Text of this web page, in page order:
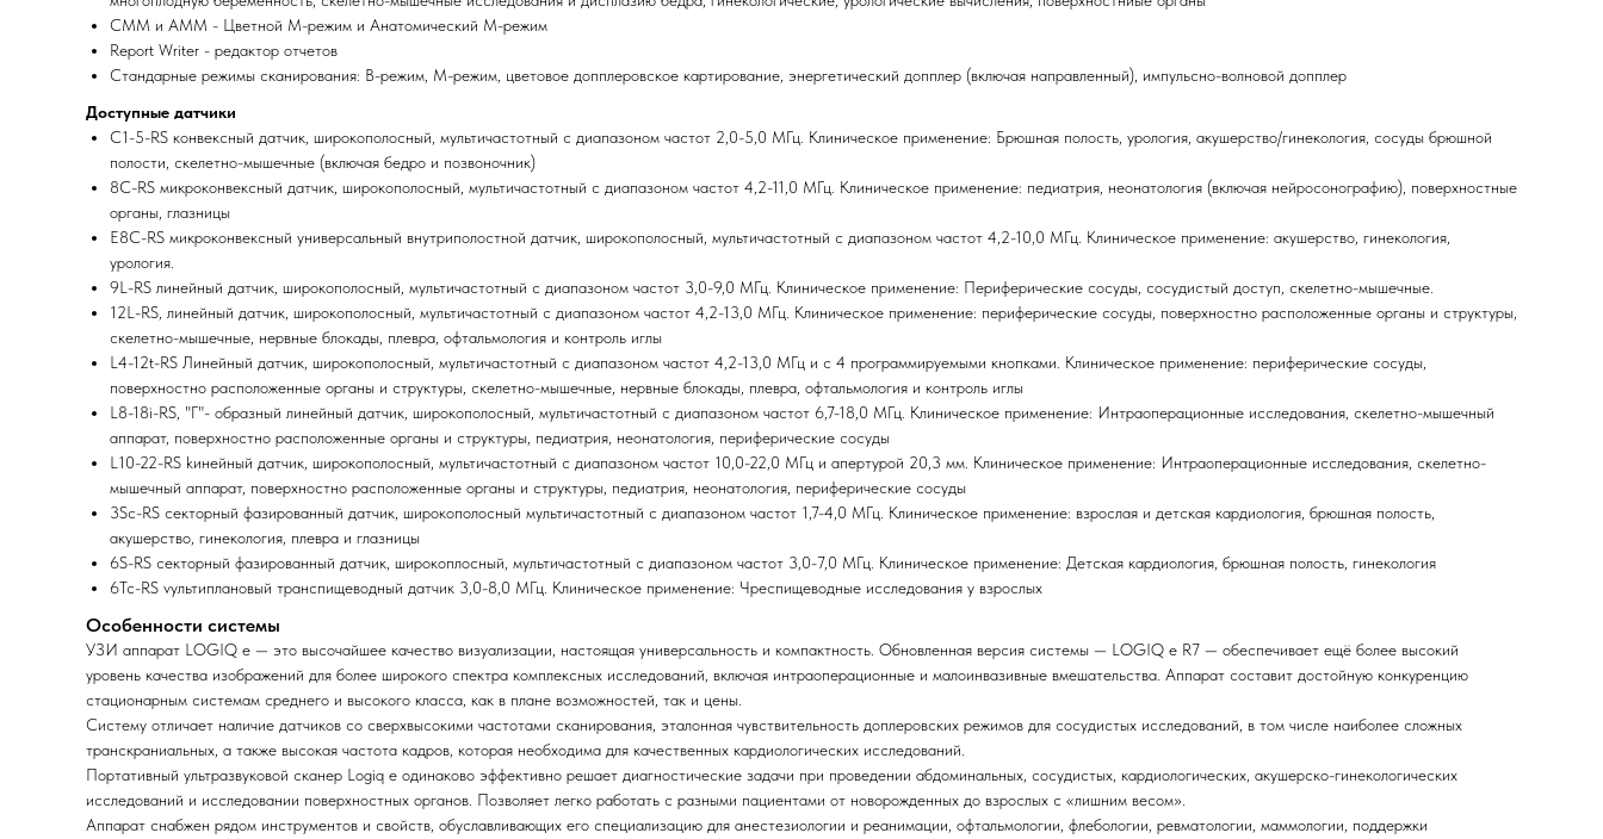
CMM и AMM - Цветной М-режим и Анатомический М-режим
Report Writer - редактор отчетов
Стандарные режимы сканирования: В-режим, М-режим, цветовое допплеровское картирование, энергетический допплер (включая направленный), импульсно-волновой допплер
Доступные датчики
C1-5-RS конвексный датчик, широкополосный, мультичастотный с диапазоном частот 2,0-5,0 МГц. Клиническое применение: Брюшная полость, урология, акушерство/гинекология, сосуды брюшной
полости, скелетно-мышечные (включая бедро и позвоночник)
8C-RS микроконвексный датчик, широкополосный, мультичастотный с диапазоном частот 4,2-11,0 МГц. Клиническое применение: педиатрия, неонатология (включая нейросонографию), поверхностные
органы, глазницы
E8C-RS микроконвексный универсальный внутриполостной датчик, широкополосный, мультичастотный с диапазоном частот 4,2-10,0 МГц. Клиническое применение: акушерство, гинекология,
урология.
9L-RS линейный датчик, широкополосный, мультичастотный с диапазоном частот 3,0-9,0 МГц. Клиническое применение: Периферические сосуды, сосудистый доступ, скелетно-мышечные.
12L-RS, линейный датчик, широкополосный, мультичастотный с диапазоном частот 4,2-13,0 МГц. Клиническое применение: периферические сосуды, поверхностно расположенные органы и структуры,
скелетно-мышечные, нервные блокады, плевра, офтальмология и контроль иглы
L4-12t-RS Линейный датчик, широкополосный, мультичастотный с диапазоном частот 4,2-13,0 МГц и с 4 программируемыми кнопками. Клиническое применение: периферические сосуды,
поверхностно расположенные органы и структуры, скелетно-мышечные, нервные блокады, плевра, офтальмология и контроль иглы
L8-18i-RS, "Г"- образный линейный датчик, широкополосный, мультичастотный с диапазоном частот 6,7-18,0 МГц. Клиническое применение: Интраоперационные исследования, скелетно-мышечный
аппарат, поверхностно расположенные органы и структуры, педиатрия, неонатология, периферические сосуды
L10-22-RS kинейный датчик, широкополосный, мультичастотный с диапазоном частот 10,0-22,0 МГц и апертурой 20,3 мм. Клиническое применение: Интраоперационные исследования, скелетно-
мышечный аппарат, поверхностно расположенные органы и структуры, педиатрия, неонатология, периферические сосуды
3Sc-RS секторный фазированный датчик, широкополосный мультичастотный с диапазоном частот 1,7-4,0 МГц. Клиническое применение: взрослая и детская кардиология, брюшная полость,
акушерство, гинекология, плевра и глазницы
6S-RS cекторный фазированный датчик, широкоплосный, мультичастотный с диапазоном частот 3,0-7,0 МГц. Клиническое применение: Детская кардиология, брюшная полость, гинекология
6Tc-RS vультиплановый транспищеводный датчик 3,0-8,0 МГц. Клиническое применение: Чреспищеводные исследования у взрослых
Особенности системы
УЗИ аппарат LOGIQ e — это высочайшее качество визуализации, настоящая универсальность и компактность. Обновленная версия системы — LOGIQ e R7 — обеспечивает ещё более высокий
уровень качества изображений для более широкого спектра комплексных исследований, включая интраоперационные и малоинвазивные вмешательства. Аппарат составит достойную конкуренцию
стационарным системам среднего и высокого класса, как в плане возможностей, так и цены.
Систему отличает наличие датчиков со сверхвысокими частотами сканирования, эталонная чувствительность доплеровских режимов для сосудистых исследований, в том числе наиболее сложных
транскраниальных, а также высокая частота кадров, которая необходима для качественных кардиологических исследований.
Портативный ультразвуковой сканер Logiq e одинаково эффективно решает диагностические задачи при проведении абдоминальных, сосудистых, кардиологических, акушерско-гинекологических
исследований и исследовании поверхностных органов. Позволяет легко работать с разными пациентами от новорожденных до взрослых с «лишним весом».
Аппарат снабжен рядом инструментов и свойств, обуславливающих его специализацию для анестезиологии и реанимации, офтальмологии, флебологии, ревматологии, маммологии, поддержки